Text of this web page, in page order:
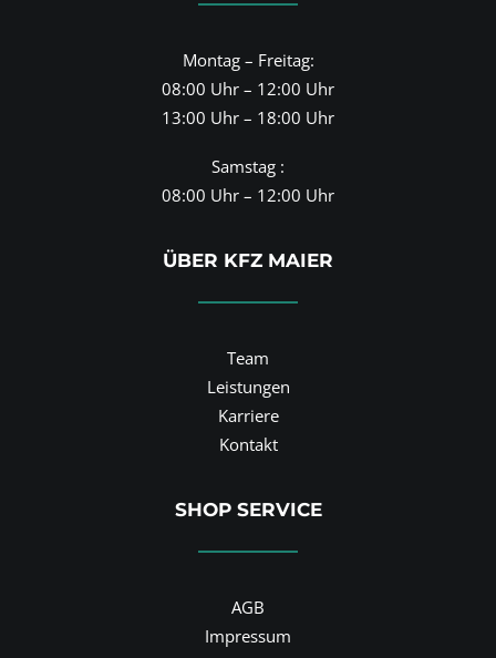
Montag – Freitag:
08:00 Uhr – 12:00 Uhr
13:00 Uhr – 18:00 Uhr
Samstag :
08:00 Uhr – 12:00 Uhr
ÜBER KFZ MAIER
Team
Leistungen
Karriere
Kontakt
SHOP SERVICE
AGB
Impressum